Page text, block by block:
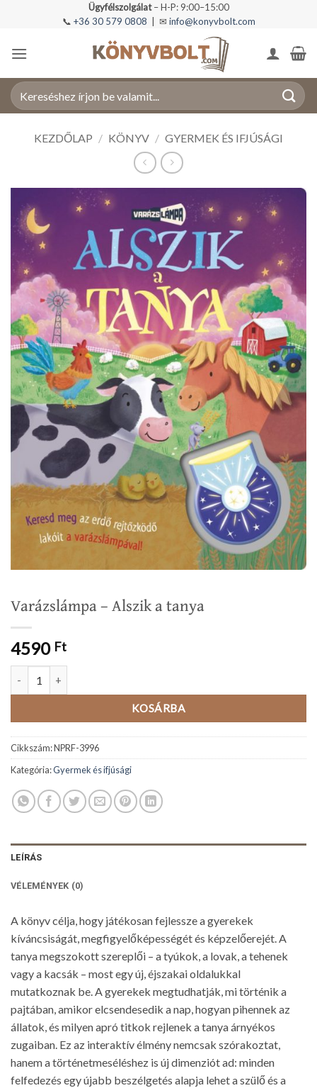
Ügyfélszolgálat– H-P: 9:00–15:00
📞 +36 30 579 0808 | ✉ info@konyvbolt.com
Keresés
a
KEZDŐLAP / KÖNYV / GYERMEK ÉS IFJÚSÁGI
Varázslámpa – Alszik a tanya
4590 Ft
KOSÁRBA
Cikkszám:NPRF-3996
Kategória:Gyermek és ifjúsági
LEÍRÁS
VÉLEMÉNYEK (0)
A könyv célja, hogy játékosan fejlessze a gyerekek
kíváncsiságát, megfigyelőképességét és képzelőerejét. A
tanya megszokott szereplői – a tyúkok, a lovak, a tehenek
vagy a kacsák – most egy új, éjszakai oldalukkal
mutatkoznak be. A gyerekek megtudhatják, mi történik a
pajtában, amikor elcsendesedik a nap, hogyan pihennek az
állatok, és milyen apró titkok rejlenek a tanya árnyékos
zugaiban. Ez az interaktív élmény nemcsak szórakoztat,
hanem a történetmeséléshez is új dimenziót ad: minden
felfedezés egy újabb beszélgetés alapja lehet a szülő és a